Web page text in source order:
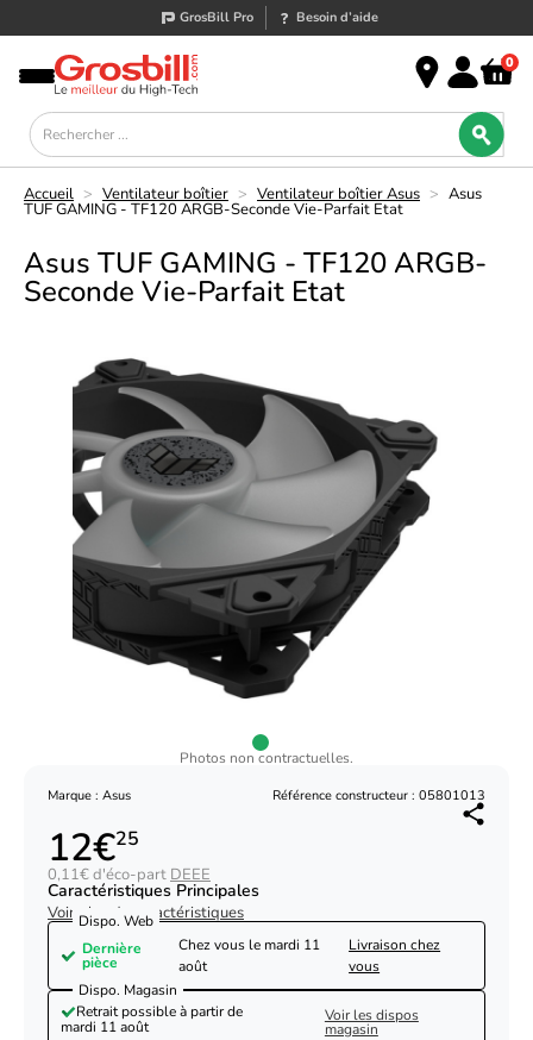
GrosBill Pro Besoin d’aide
0
Accueil > Ventilateur boîtier > Ventilateur boîtier Asus > Asus
TUF GAMING - TF120 ARGB-Seconde Vie-Parfait Etat
Asus TUF GAMING - TF120 ARGB-
Seconde Vie-Parfait Etat
Photos non contractuelles.
Marque : Asus Référence constructeur : 05801013
12€25
0,11€ d'éco-part DEEE
Caractéristiques Principales
Voir plus de caractéristiques
Dispo. Web
Dernière
pièce
Chez vous le mardi 11
août
Livraison chez
vous
Dispo. Magasin
Retrait possible à partir de
mardi 11 août
Voir les dispos
magasin